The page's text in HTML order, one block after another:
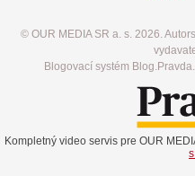
© OUR MEDIA SR a. s. 2026.
Blogovací systém
Kompletný video servis pre OUR